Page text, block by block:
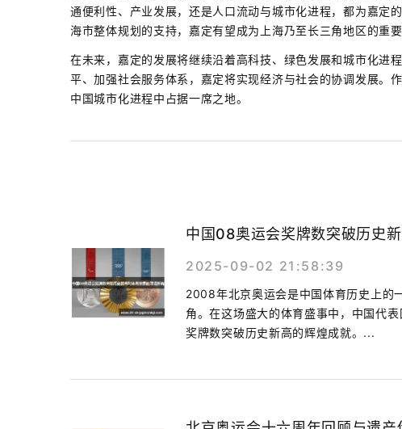
通便利性、产业发展，还是人口流动与城市化进程，都为嘉定
海市整体规划的支持，嘉定有望成为上海乃至长三角地区的重要
在未来，嘉定的发展将继续沿着高科技、绿色发展和城市化进
平、加强社会服务体系，嘉定将实现经济与社会的协调发展。
中国城市化进程中占据一席之地。
中国08奥运会奖牌数突破历史
2025-09-02 21:58:39
2008年北京奥运会是中国体育历史上的
角。在这场盛大的体育盛事中，中国代
奖牌数突破历史新高的辉煌成就。...